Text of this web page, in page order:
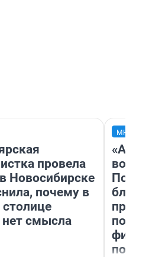
провела
Новосибирске
почему в
столице
смысла
вот